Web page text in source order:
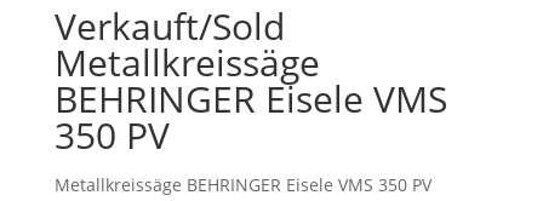
Verkauft/Sold
Metallkreissäge
BEHRINGER Eisele VMS
350 PV
Metallkreissäge BEHRINGER Eisele VMS 350 PV